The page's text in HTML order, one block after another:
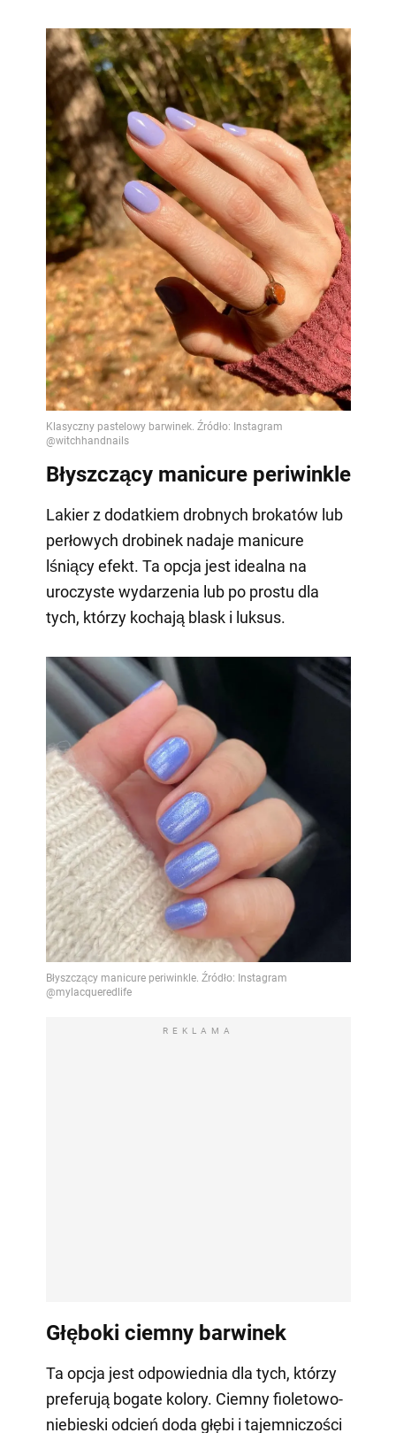
Błyszczący manicure periwinkle
Lakier z dodatkiem drobnych brokatów lub
perłowych drobinek nadaje manicure
lśniący efekt. Ta opcja jest idealna na
uroczyste wydarzenia lub po prostu dla
tych, którzy kochają blask i luksus.
REKLAMA
Głęboki ciemny barwinek
Ta opcja jest odpowiednia dla tych, którzy
preferują bogate kolory. Ciemny fioletowo-
niebieski odcień doda głębi i tajemniczości